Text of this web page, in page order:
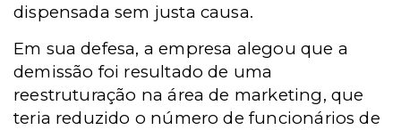
dispensada sem justa causa.
Em sua defesa, a empresa alegou que a
demissão foi resultado de uma
reestruturação na área de marketing, que
teria reduzido o número de funcionários de